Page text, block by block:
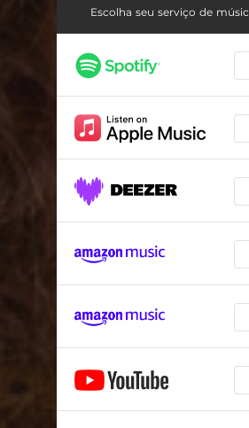
Anjo Querubim
Agora Estou Sofrendo
Escolha seu serviço de